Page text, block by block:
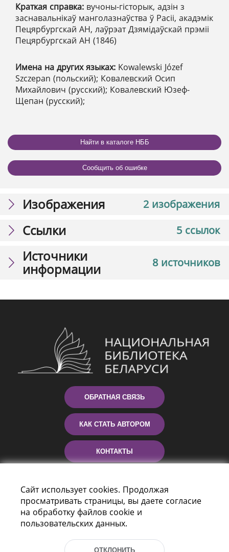
Краткая справка: вучоны-гісторык, адзін з
заснавальнікаў манголазнаўства ў Расіі, акадэмік
Пецярбургскай АН, лаўрэат Дзямідаўскай прэміі
Пецярбургскай АН (1846)
Имена на других языках: Kowalewski Józef
Szczepan (польский); Ковалевский Осип
Михайлович (русский); Ковалевский Юзеф-
Щепан (русский);
Найти в каталоге НББ
Сообщить об ошибке
2 изображения
Изображения
5 ссылок
Ссылки
8 источников
Источники
информации
ОБРАТНАЯ СВЯЗЬ
КАК СТАТЬ АВТОРОМ
КОНТАКТЫ
Сайт использует cookies. Продолжая
просматривать страницы, вы даете согласие
на обработку файлов cookie и
пользовательских данных.
ОТКЛОНИТЬ